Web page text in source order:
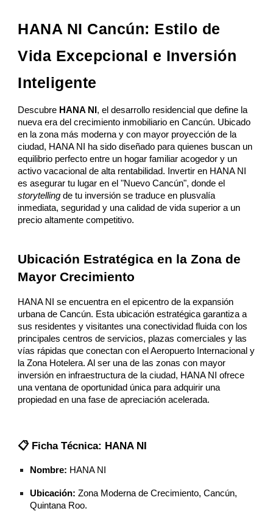
HANA NI Cancún: Estilo de
Vida Excepcional e Inversión
Inteligente
Descubre HANA NI , el desarrollo residencial que define la
nueva era del crecimiento inmobiliario en Cancún. Ubicado
en la zona más moderna y con mayor proyección de la
ciudad, HANA NI ha sido diseñado para quienes buscan un
equilibrio perfecto entre un hogar familiar acogedor y un
activo vacacional de alta rentabilidad. Invertir en HANA NI
es asegurar tu lugar en el "Nuevo Cancún", donde el
storytelling de tu inversión se traduce en plusvalía
inmediata, seguridad y una calidad de vida superior a un
precio altamente competitivo.
Ubicación Estratégica en la Zona de
Mayor Crecimiento
HANA NI se encuentra en el epicentro de la expansión
urbana de Cancún. Esta ubicación estratégica garantiza a
sus residentes y visitantes una conectividad fluida con los
principales centros de servicios, plazas comerciales y las
vías rápidas que conectan con el Aeropuerto Internacional y
la Zona Hotelera. Al ser una de las zonas con mayor
inversión en infraestructura de la ciudad, HANA NI ofrece
una ventana de oportunidad única para adquirir una
propiedad en una fase de apreciación acelerada.
📋 Ficha Técnica: HANA NI
Nombre: HANA NI
Ubicación: Zona Moderna de Crecimiento, Cancún,
Quintana Roo.